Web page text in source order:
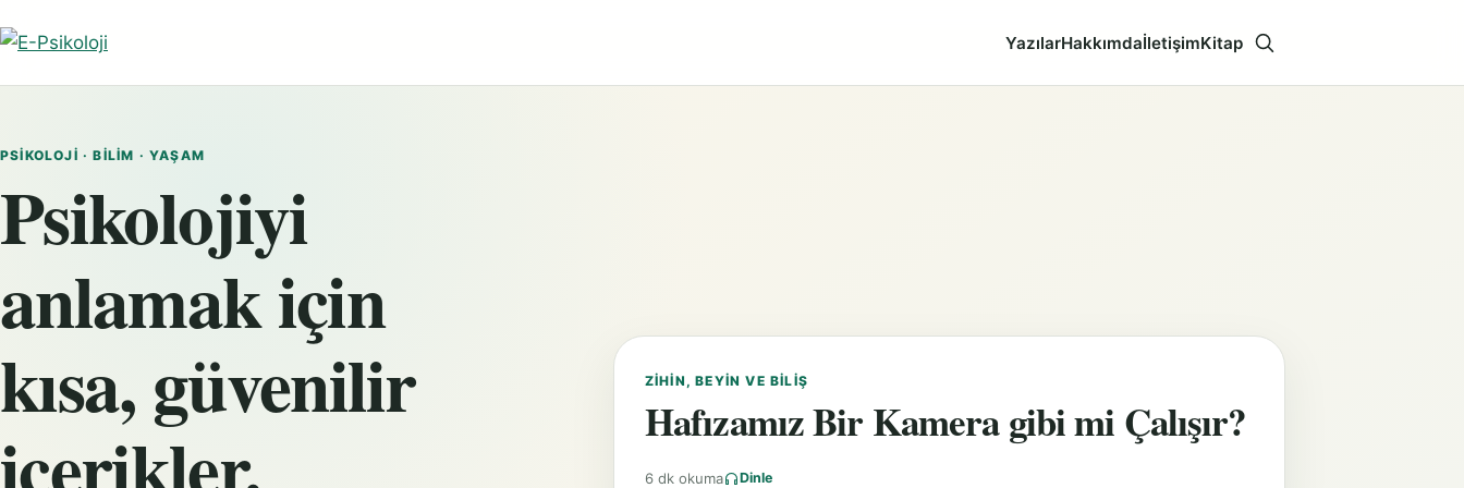
YazılarHakkımdaİletişimKitap Aramayı aç
PSIKOLOJI · BILIM · YAŞAM
Psikolojiyi
anlamak için
kısa, güvenilir ZIHIN, BEYIN VE BILIŞ
Hafızamız Bir Kamera gibi mi Çalışır?
6 dk okuma Dinle